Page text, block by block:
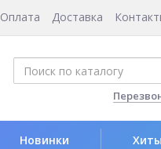
Оплата Доставка
Новинки